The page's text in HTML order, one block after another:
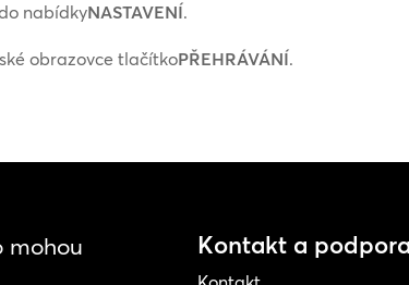
nabídkyNASTAVENÍ.
obrazovce tlačítkoPŘEHRÁVÁNÍ.
mohou
Kontakt a